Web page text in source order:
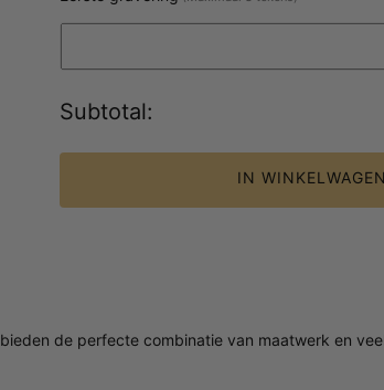
Subtotal:
IN WINKELWAGEN
bieden de perfecte combinatie van maatwerk en